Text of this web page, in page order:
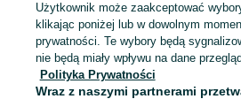
Mapa kategorii
Mapa miejscowości
Użytkownik może zaakceptować
klikając poniżej lub w dowolnym
prywatności. Te wybory będą
nie będą miały wpływu na dane
Polityka Prywatności
Wraz z naszymi partnerami